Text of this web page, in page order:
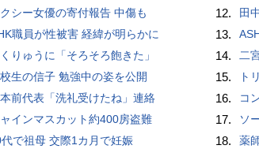
シー女優の寄付報告 中傷も
職員が性被害 経緯が明らかに
りゅうに「そろそろ飽きた」
生の信子 勉強中の姿を公開
前代表「洗礼受けたね」連絡
インマスカット約400房盗難
で祖母 交際1カ月で妊娠
12. 田
13.
14. 二
15. ト
16. コ
17. ソ
18. 薬